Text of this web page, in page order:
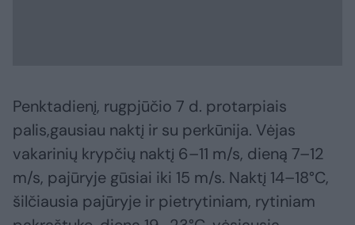
Penktadienį, rugpjūčio 7 d. protarpiais
palis,gausiau naktį ir su perkūnija. Vėjas
vakarinių krypčių naktį 6–11 m/s, dieną 7–12
m/s, pajūryje gūsiai iki 15 m/s. Naktį 14–18°C,
šilčiausia pajūryje ir pietrytiniam, rytiniam